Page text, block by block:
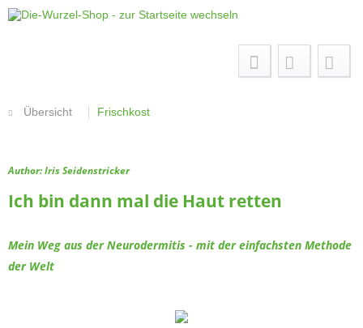
Übersicht Frischkost
Author: Iris Seidenstricker
Ich bin dann mal die Haut retten
Mein Weg aus der Neurodermitis - mit der einfachsten Methode
der Welt